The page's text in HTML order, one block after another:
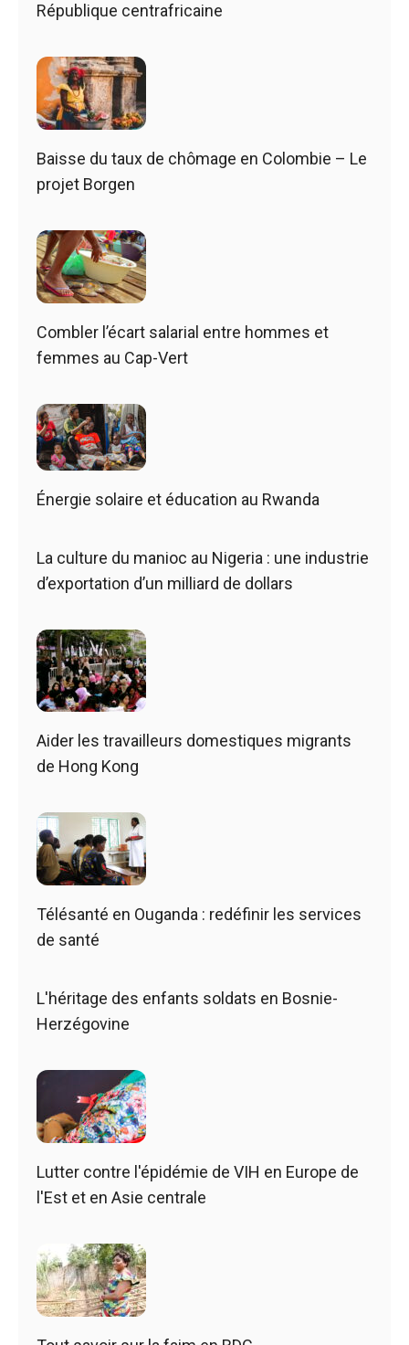
République centrafricaine
Baisse du taux de chômage en Colombie – Le
projet Borgen
Combler l’écart salarial entre hommes et
femmes au Cap-Vert
Énergie solaire et éducation au Rwanda
La culture du manioc au Nigeria : une industrie
d’exportation d’un milliard de dollars
Aider les travailleurs domestiques migrants
de Hong Kong
Télésanté en Ouganda : redéfinir les services
de santé
L'héritage des enfants soldats en Bosnie-
Herzégovine
Lutter contre l'épidémie de VIH en Europe de
l'Est et en Asie centrale